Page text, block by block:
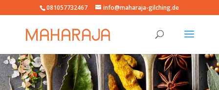
081057732467 info@maharaja-gilching.de